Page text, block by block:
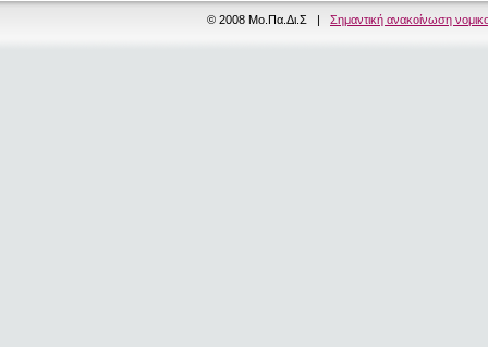
© 2008 Μο.Πα.Δι.Σ | Σημαντική ανακοίνωση